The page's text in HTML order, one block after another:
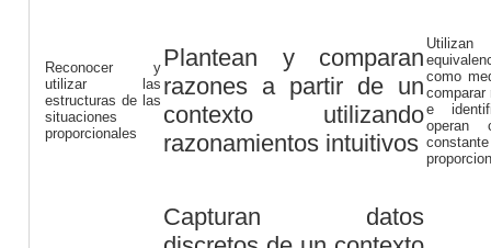
Reconocer y
utilizar las
estructuras de las
situaciones
proporcionales
Plantean y comparan
razones a partir de un
contexto utilizando
razonamientos intuitivos
como
comparar
e
operan
Capturan datos